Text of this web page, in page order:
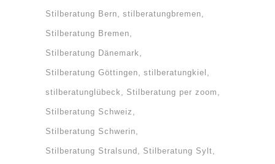
Stilberatung Bern stilberatungbremen
Stilberatung Bremen
Stilberatung Dänemark
Stilberatung Göttingen stilberatungkiel
stilberatunglübeck Stilberatung per zoom
Stilberatung Schweiz
Stilberatung Schwerin
Stilberatung Stralsund Stilberatung Sylt